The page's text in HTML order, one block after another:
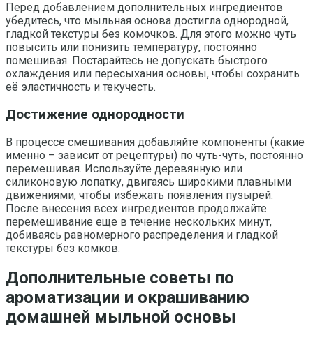
Перед добавлением дополнительных ингредиентов
убедитесь, что мыльная основа достигла однородной,
гладкой текстуры без комочков. Для этого можно чуть
повысить или понизить температуру, постоянно
помешивая. Постарайтесь не допускать быстрого
охлаждения или пересыхания основы, чтобы сохранить
её эластичность и текучесть.
Достижение однородности
В процессе смешивания добавляйте компоненты (какие
именно – зависит от рецептуры) по чуть-чуть, постоянно
перемешивая. Используйте деревянную или
силиконовую лопатку, двигаясь широкими плавными
движениями, чтобы избежать появления пузырей.
После внесения всех ингредиентов продолжайте
перемешивание еще в течение нескольких минут,
добиваясь равномерного распределения и гладкой
текстуры без комков.
Дополнительные советы по
ароматизации и окрашиванию
домашней мыльной основы